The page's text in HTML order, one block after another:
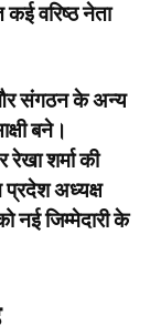
वरिष्ठ नेता
संगठन के अन्य
बने।
शर्मा की
प्रदेश अध्यक्ष
नई जिम्मेदारी के